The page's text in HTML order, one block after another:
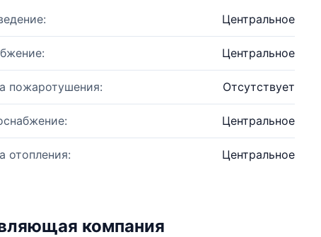
Центральное
Центральное
пожаротушения: Отсутствует
Центральное
отопления: Центральное
компания